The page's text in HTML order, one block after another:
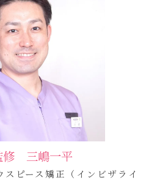
修 三嶋一平
ピース矯正（インビザライ